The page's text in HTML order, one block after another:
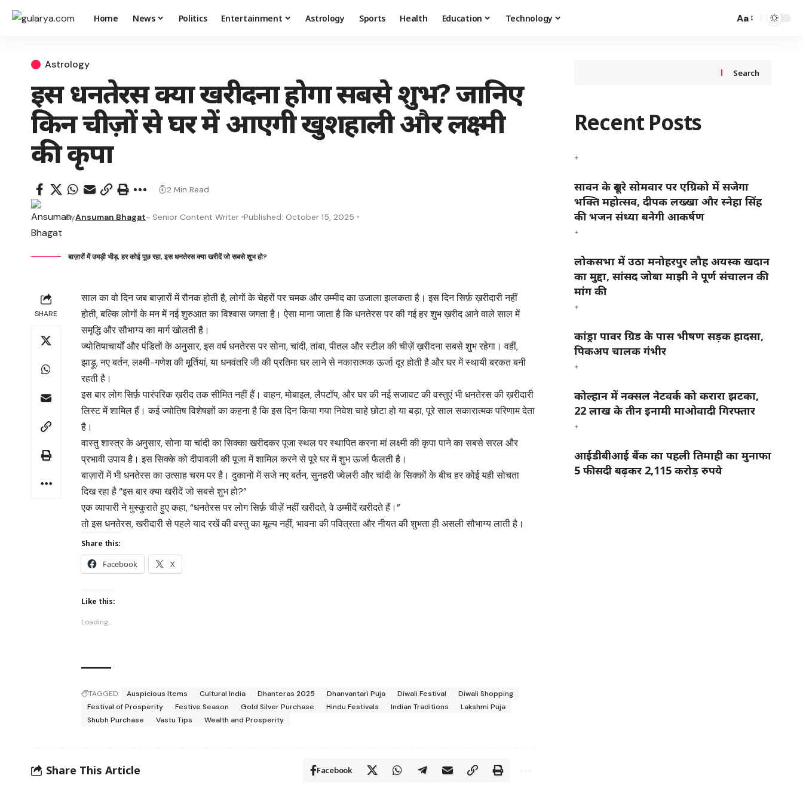
Home News Politics Entertainment Astrology Sports Health Education Technology Aa
Astrology
इस धनतेरस क्या खरीदना होगा सबसे शुभ? जानिए
किन चीज़ों से घर में आएगी खुशहाली और लक्ष्मी
की कृपा
ByAnsuman Bhagat- Senior Content Writer Published: October 15, 2025
2 Min Read
बाज़ारों में उमड़ी भीड़, हर कोई पूछ रहा, इस धनतेरस क्या खरीदें जो सबसे शुभ हो?
SHARE
साल का वो दिन जब बाज़ारों में रौनक होती है, लोगों के चेहरों पर चमक और उम्मीद का उजाला झलकता है। इस दिन सिर्फ़ ख़रीदारी नहीं
होती, बल्कि लोगों के मन में नई शुरुआत का विश्वास जगता है। ऐसा माना जाता है कि धनतेरस पर की गई हर शुभ ख़रीद आने वाले साल में
समृद्धि और सौभाग्य का मार्ग खोलती है।
ज्योतिषाचार्यों और पंडितों के अनुसार, इस वर्ष धनतेरस पर सोना, चांदी, तांबा, पीतल और स्टील की चीज़ें ख़रीदना सबसे शुभ रहेगा। वहीं,
झाड़ू, नए बर्तन, लक्ष्मी-गणेश की मूर्तियां, या धनवंतरि जी की प्रतिमा घर लाने से नकारात्मक ऊर्जा दूर होती है और घर में स्थायी बरकत बनी
रहती है।
इस बार लोग सिर्फ़ पारंपरिक ख़रीद तक सीमित नहीं हैं। वाहन, मोबाइल, लैपटॉप, और घर की नई सजावट की वस्तुएं भी धनतेरस की ख़रीदारी
लिस्ट में शामिल हैं। कई ज्योतिष विशेषज्ञों का कहना है कि इस दिन किया गया निवेश चाहे छोटा हो या बड़ा, पूरे साल सकारात्मक परिणाम देता
है।
वास्तु शास्त्र के अनुसार, सोना या चांदी का सिक्का खरीदकर पूजा स्थल पर स्थापित करना मां लक्ष्मी की कृपा पाने का सबसे सरल और
प्रभावी उपाय है। इस सिक्के को दीपावली की पूजा में शामिल करने से पूरे घर में शुभ ऊर्जा फैलती है।
बाज़ारों में भी धनतेरस का उत्साह चरम पर है। दुकानों में सजे नए बर्तन, सुनहरी ज्वेलरी और चांदी के सिक्कों के बीच हर कोई यही सोचता
दिख रहा है “इस बार क्या खरीदें जो सबसे शुभ हो?”
एक व्यापारी ने मुस्कुराते हुए कहा, “धनतेरस पर लोग सिर्फ़ चीज़ें नहीं खरीदते, वे उम्मीदें खरीदते हैं।”
तो इस धनतेरस, खरीदारी से पहले याद रखें की वस्तु का मूल्य नहीं, भावना की पवित्रता और नीयत की शुभता ही असली सौभाग्य लाती है।
Share this:
Facebook X
Like this:
Loading...
TAGGED: Auspicious Items Cultural India Dhanteras 2025 Dhanvantari Puja Diwali Festival
Diwali Shopping
Festival of Prosperity
Festive Season Gold Silver Purchase Hindu Festivals Indian Traditions
Lakshmi Puja
Shubh Purchase
Vastu Tips Wealth and Prosperity
Share This Article Facebook
Search
Recent Posts
सावन के दूसरे सोमवार पर एग्रिको में सजेगा
भक्ति महोत्सव, दीपक लख्खा और स्नेहा सिंह
की भजन संध्या बनेगी आकर्षण
लोकसभा में उठा मनोहरपुर लौह अयस्क खदान
का मुद्दा, सांसद जोबा माझी ने पूर्ण संचालन की
मांग की
कांड्रा पावर ग्रिड के पास भीषण सड़क हादसा,
पिकअप चालक गंभीर
कोल्हान में नक्सल नेटवर्क को करारा झटका,
22 लाख के तीन इनामी माओवादी गिरफ्तार
आईडीबीआई बैंक का पहली तिमाही का मुनाफा
5 फीसदी बढ़कर 2,115 करोड़ रुपये